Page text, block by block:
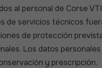
al personal de Corse
de servicios técnicos
de protección
Los datos
y prescripción.